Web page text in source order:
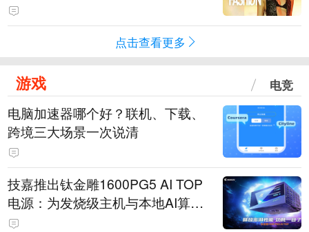
点击查看更多
游戏 电竞
电脑加速器哪个好？联机、下载、
跨境三大场景一次说清
技嘉推出钛金雕1600PG5 AI TOP
电源：为发烧级主机与本地AI算力
打造旗舰供电方案